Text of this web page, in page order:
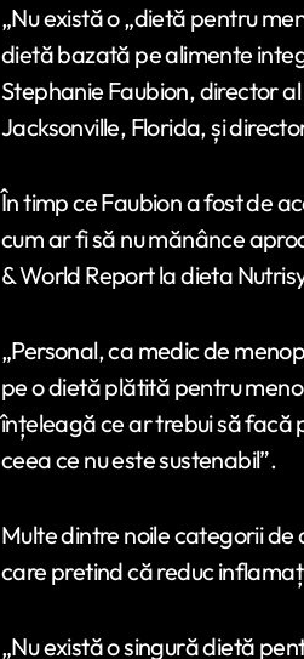
„Nu există o „dietă pentru
dietă bazată pe alimente
Stephanie Faubion, director
Jacksonville, Florida, și
În timp ce Faubion a fost de
cum ar fi să nu mănânce
& World Report la dieta
„Personal, ca medic de
pe o dietă plătită pentru
înțeleagă ce ar trebui să facă
ceea ce nu este sustenabil”.
Multe dintre noile categorii
care pretind că reduc
„Nu există o singură dietă